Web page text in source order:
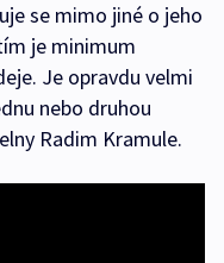
se mimo jiné o jeho
je minimum
Je opravdu velmi
nebo druhou
Radim Kramule.